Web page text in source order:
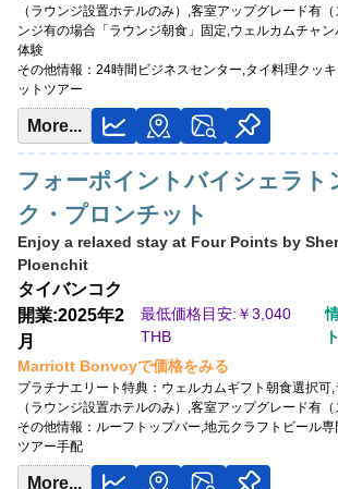
（ラウンジ設置ホテルのみ）,客室アップグレード有
ンジ有の場合「ラウンジ朝食」固定,ウェルカムチャ
体験
その他情報： 24時間ビジネスセンター,タイ料理クッ
ットツアー
More...
フォーポイントバイシェラト
ク・プロンチット
Enjoy a relaxed stay at Four Points by
Ploenchit
タイバンコク
開業:2025年2
月
最低価格目安:￥3,040
THB
Marriott Bonvoyで価格をみる
プラチナエリート特典： ウェルカムギフト朝食選択可
（ラウンジ設置ホテルのみ）,客室アップグレード有（
その他情報： ルーフトップバー,地元クラフトビール
ツアー手配
More...